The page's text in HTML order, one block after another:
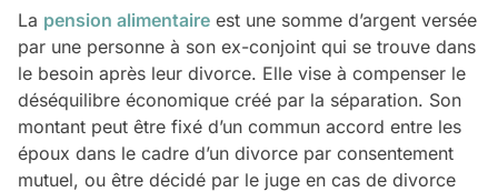
La pension alimentaire est une somme d’argent versée
par une personne à son ex-conjoint qui se trouve dans
le besoin après leur divorce. Elle vise à compenser le
déséquilibre économique créé par la séparation. Son
montant peut être fixé d’un commun accord entre les
époux dans le cadre d’un divorce par consentement
mutuel, ou être décidé par le juge en cas de divorce